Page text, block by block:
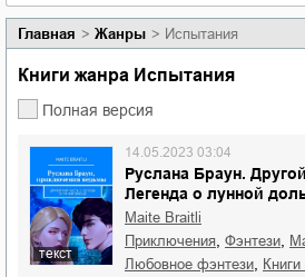
Главная Жанры Испытания
Книги жанра Испытания
Полная версия
текст
Руслана Браун.
Легенда о лунной
14.05.2023 03:04
Maite Braitli
приключения
фэнтези
любовное фэнтези